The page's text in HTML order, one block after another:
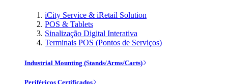
iCity Service & iRetail Solution
POS & Tablets
Sinalização Digital Interativa
Terminais POS (Pontos de Serviços)
Industrial Mounting (Stands/Arms/Carts)
Periféricos Certificados